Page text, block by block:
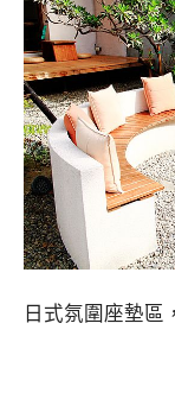
日式氛圍座墊區